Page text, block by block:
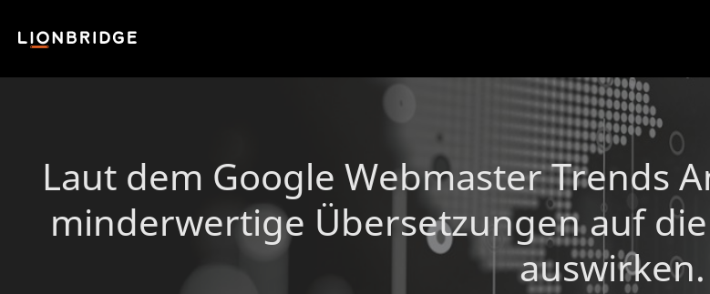
Laut dem Google Webmaster Trends
minderwertige Übersetzungen auf
auswirken.